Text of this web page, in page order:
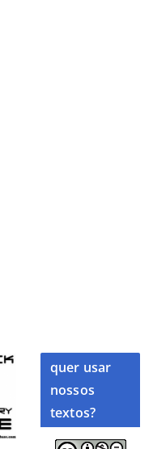
quer usar
nossos
textos?